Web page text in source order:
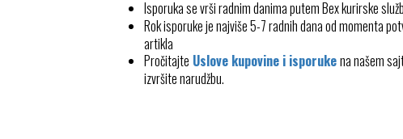
Isporuka se vrši radnim danima putem Bex kurirske
Rok isporuke je najviše 5-7 radnih dana od momenta
artikla
Pročitajte Uslove kupovine i isporukena našem
izvršite narudžbu.